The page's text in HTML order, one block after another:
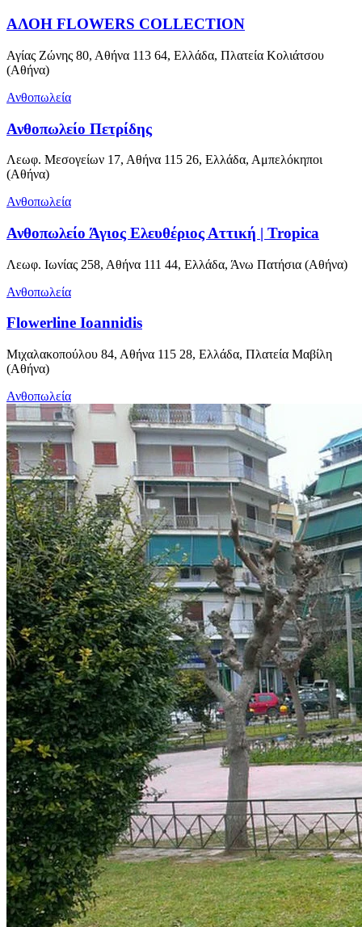
ΑΛΟΗ FLOWERS COLLECTION
Αγίας Ζώνης 80, Αθήνα 113 64, Ελλάδα, Πλατεία Κολιάτσου
(Αθήνα)
Ανθοπωλεία
Ανθοπωλείο Πετρίδης
Λεωφ. Μεσογείων 17, Αθήνα 115 26, Ελλάδα, Αμπελόκηποι
(Αθήνα)
Ανθοπωλεία
Ανθοπωλείο Άγιος Ελευθέριος Αττική | Tropica
Λεωφ. Ιωνίας 258, Αθήνα 111 44, Ελλάδα, Άνω Πατήσια (Αθήνα)
Ανθοπωλεία
Flowerline Ioannidis
Μιχαλακοπούλου 84, Αθήνα 115 28, Ελλάδα, Πλατεία Μαβίλη
(Αθήνα)
Ανθοπωλεία